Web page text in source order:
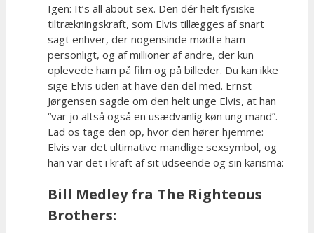
Igen: It’s all about sex. Den dér helt fysiske
tiltrækningskraft, som Elvis tillægges af snart
sagt enhver, der nogensinde mødte ham
personligt, og af millioner af andre, der kun
oplevede ham på film og på billeder. Du kan ikke
sige Elvis uden at have den del med. Ernst
Jørgensen sagde om den helt unge Elvis, at han
“var jo altså også en usædvanlig køn ung mand”.
Lad os tage den op, hvor den hører hjemme:
Elvis var det ultimative mandlige sexsymbol, og
han var det i kraft af sit udseende og sin karisma:
Bill Medley fra The Righteous
Brothers: